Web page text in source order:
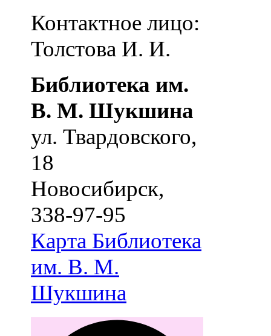
Контактное лицо:
Толстова И. И.
Библиотека им.
В. М. Шукшина
ул. Твардовского,
18
Новосибирск,
338-97-95
Карта Библиотека
им. В. М.
Шукшина